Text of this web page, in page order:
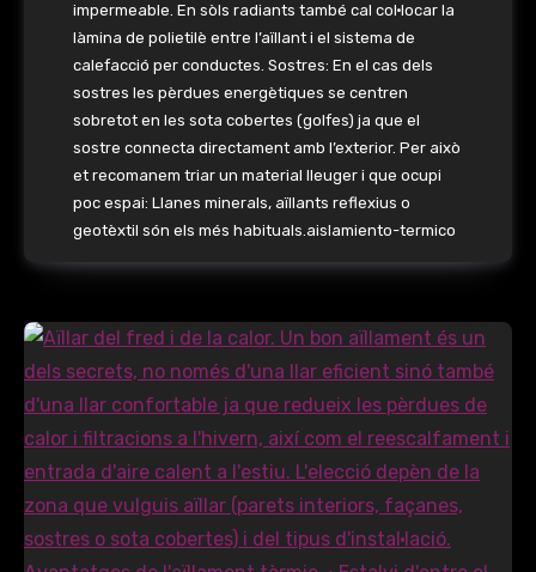
impermeable. En sòls radiants també cal col·locar la
làmina de polietilè entre l’aïllant i el sistema de
calefacció per conductes. Sostres: En el cas dels
sostres les pèrdues energètiques se centren
sobretot en les sota cobertes (golfes) ja que el
sostre connecta directament amb l’exterior. Per això
et recomanem triar un material lleuger i que ocupi
poc espai: Llanes minerals, aïllants reflexius o
geotèxtil són els més habituals.aislamiento-termico